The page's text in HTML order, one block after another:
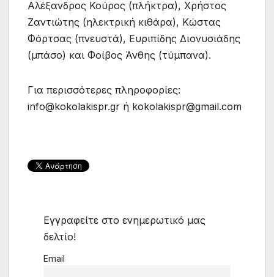
Αλέξανδρος Κούρος (πλήκτρα), Χρήστος
Ζαντιώτης (ηλεκτρική κιθάρα), Κώστας
Φόρτσας (πνευστά), Ευριπίδης Διονυσιάδης
(μπάσο) και Φοίβος Άνθης (τύμπανα).
Για περισσότερες πληροφορίες:
info@kokolakispr.gr ή kokolakispr@gmail.com
Εγγραφείτε στο ενημερωτικό μας
δελτίο!
Email